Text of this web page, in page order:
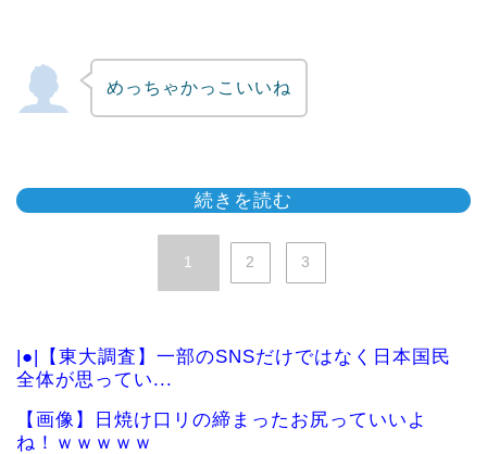
めっちゃかっこいいね
続きを読む
1 2 3
|●|【東大調査】一部のSNSだけではなく日本国民
全体が思ってい...
【画像】日焼け口リの締まったお尻っていいよ
ね！ｗｗｗｗｗ